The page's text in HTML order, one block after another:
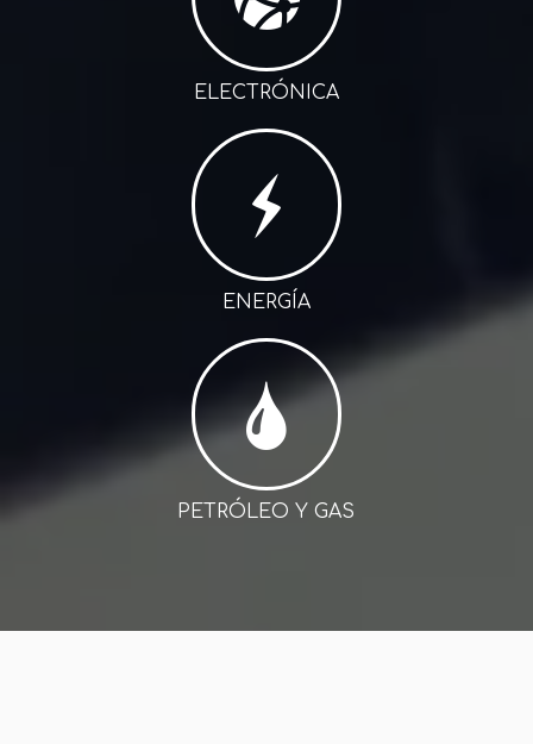
ELECTRÓNICA
ENERGÍA
PETRÓLEO Y GAS